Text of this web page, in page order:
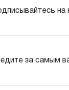
за самым